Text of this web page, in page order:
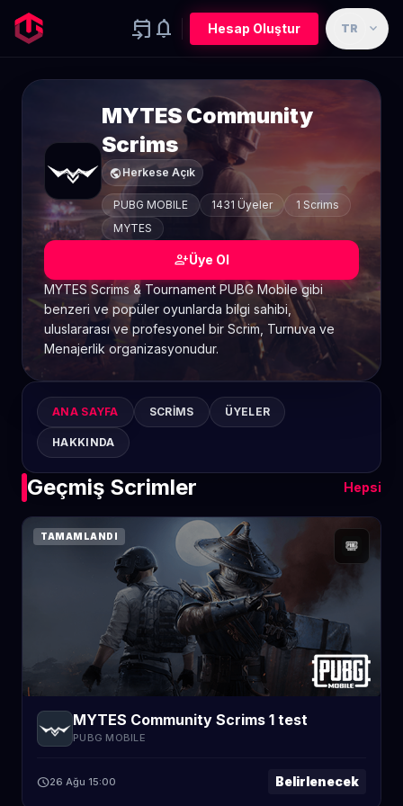
event_upcoming notifications Hesap Oluştur TR expand_more
MYTES Community
Scrims
public Herkese Açık
PUBG MOBILE 1431 Üyeler
1 Scrims
MYTES
person_addÜye Ol
MYTES Scrims & Tournament PUBG Mobile gibi
benzeri ve popüler oyunlarda bilgi sahibi,
uluslararası ve profesyonel bir Scrim, Turnuva ve
Menajerlik organizasyonudur.
ANA SAYFA SCRIMS ÜYELER
HAKKINDA
Geçmiş Scrimler Hepsi
TAMAMLANDI
MYTES Community Scrims 1 test
PUBG MOBILE
schedule26 Ağu 15:00 Belirlenecek